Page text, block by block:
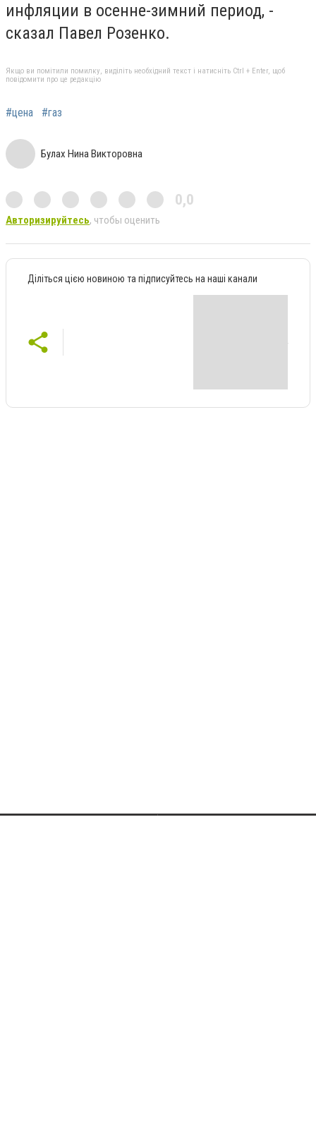
инфляции в осенне-зимний период, -
сказал Павел Розенко.
Якщо ви помітили помилку, виділіть необхідний текст і натисніть Ctrl + Enter, щоб
повідомити про це редакцію
#цена #газ
Булах Нина Викторовна
0,0
Авторизируйтесь, чтобы оценить
Діліться цією новиною та підписуйтесь на наші канали